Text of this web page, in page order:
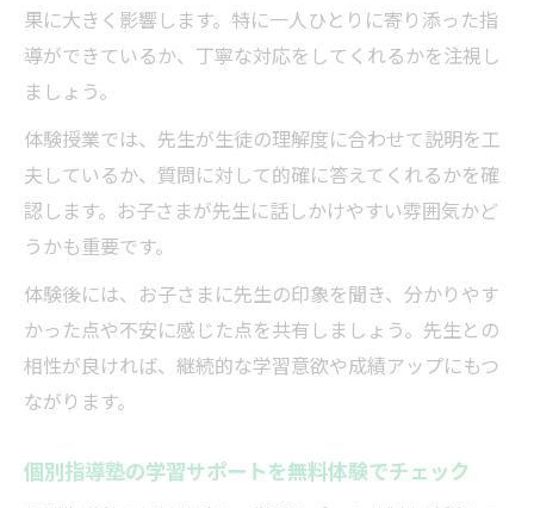
果に大きく影響します。特に一人ひとりに寄り添った指
導ができているか、丁寧な対応をしてくれるかを注視し
ましょう。
体験授業では、先生が生徒の理解度に合わせて説明を工
夫しているか、質問に対して的確に答えてくれるかを確
認します。お子さまが先生に話しかけやすい雰囲気かど
うかも重要です。
体験後には、お子さまに先生の印象を聞き、分かりやす
かった点や不安に感じた点を共有しましょう。先生との
相性が良ければ、継続的な学習意欲や成績アップにもつ
ながります。
個別指導塾の学習サポートを無料体験でチェック